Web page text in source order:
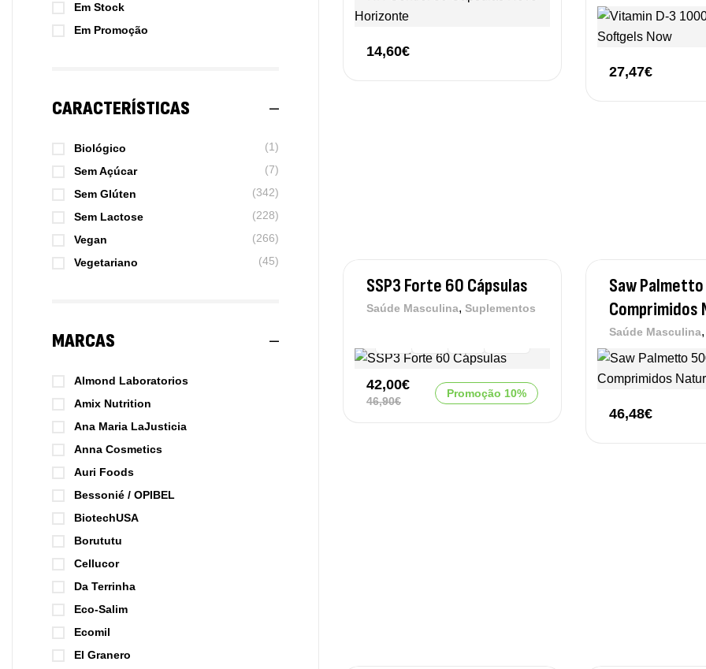
14,60€
27,47€
SSP3 Forte 60 Cápsulas
Saúde Masculina, Suplementos
46,90€
42,00€
Promoção 10%
Saw
Comprimidos
Saúde Masculina
46,48€
Em Stock
Em Promoção
CARACTERÍSTICAS
Biológico
(1)
Sem Açúcar
(7)
Sem Glúten
(342)
Sem Lactose
(228)
Vegan
(266)
Vegetariano
(45)
MARCAS
Almond Laboratorios
Amix Nutrition
Ana Maria LaJusticia
Anna Cosmetics
Auri Foods
Bessonié / OPIBEL
BiotechUSA
Borututu
Cellucor
Da Terrinha
Eco-Salim
Ecomil
El Granero